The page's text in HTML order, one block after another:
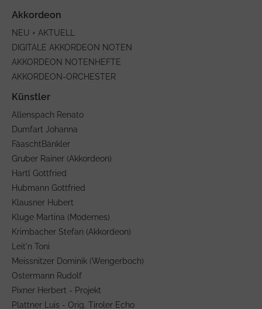
NEU + AKTUELL
DIGITALE AKKORDEON NOTEN
AKKORDEON NOTENHEFTE
AKKORDEON-ORCHESTER
Allenspach Renato
Dumfart Johanna
FäaschtBänkler
Gruber Rainer (Akkordeon)
Hartl Gottfried
Hubmann Gottfried
Klausner Hubert
Kluge Martina (Modernes)
Krimbacher Stefan (Akkordeon)
Leit'n Toni
Meissnitzer Dominik (Wengerboch)
Ostermann Rudolf
Pixner Herbert - Projekt
Plattner Luis - Orig. Tiroler Echo